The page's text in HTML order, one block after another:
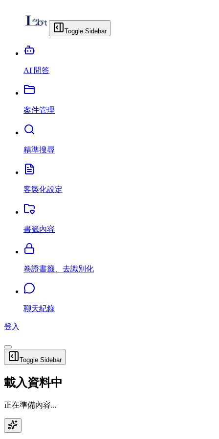
Toggle Sidebar
AI 問答
案件管理
精準搜尋
客製化設定
書籤內容
卷證書籤、去識別化
聊天紀錄
登入
Toggle Sidebar
載入資料中
正在準備內容...